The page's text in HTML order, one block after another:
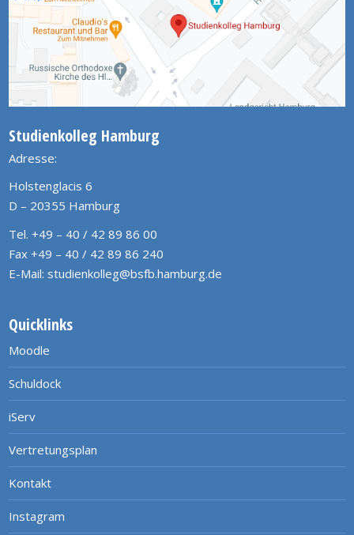
Studienkolleg Hamburg
Adresse:
Holstenglacis 6
D – 20355 Hamburg
Tel. +49 – 40 / 42 89 86 00
Fax +49 – 40 / 42 89 86 240
E-Mail: studienkolleg@bsfb.hamburg.de
Quicklinks
Moodle
Schuldock
iServ
Vertretungsplan
Kontakt
Instagram